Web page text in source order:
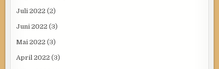
Juli 2022 (2)
Juni 2022 (3)
Mai 2022 (3)
April 2022 (3)